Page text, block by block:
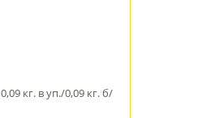
0,09 кг. в уп./0,09 кг. б/